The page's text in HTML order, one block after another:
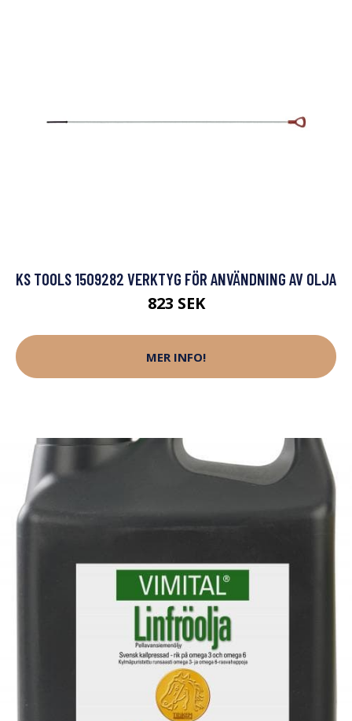
KS TOOLS 1509282 VERKTYG FÖR ANVÄNDNING AV OLJA
823 SEK
MER INFO!